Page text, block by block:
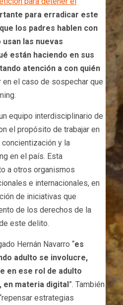
para erradicar este
los padres hablen con
las nuevas
están haciendo en sus
atención a con quién
en el caso de sospechar que
equipo interdisciplinario de
el propósito de trabajar en
y la
en el país. Esta
a otros organismos
e internacionales, en
de iniciativas que
de los derechos de la
este delito.
Hernán Navarro “es
adulto se involucre,
en ese rol de adulto
en materia digital ”. También
estrategias